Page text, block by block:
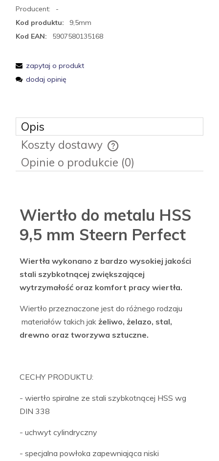
Producent:
-
Kod produktu:
9,5mm
Kod EAN:
5907580135168
zapytaj o produkt
dodaj opinię
Opis
Koszty dostawy
Cena nie zawiera ewentualnych kosztów płatności
Opinie o produkcie (0)
Wiertło do metalu HSS
9,5 mm Steern Perfect
Wiertła wykonano z bardzo wysokiej jakości
stali szybkotnącej zwiększającej
wytrzymałość oraz komfort pracy wiertła.
Wiertło przeznaczone jest do różnego rodzaju
materiałów takich jak żeliwo, żelazo, stal,
drewno oraz tworzywa sztuczne.
CECHY PRODUKTU:
- wiertło spiralne ze stali szybkotnącej HSS wg
DIN 338
- uchwyt cylindryczny
- specjalna powłoka zapewniająca niski